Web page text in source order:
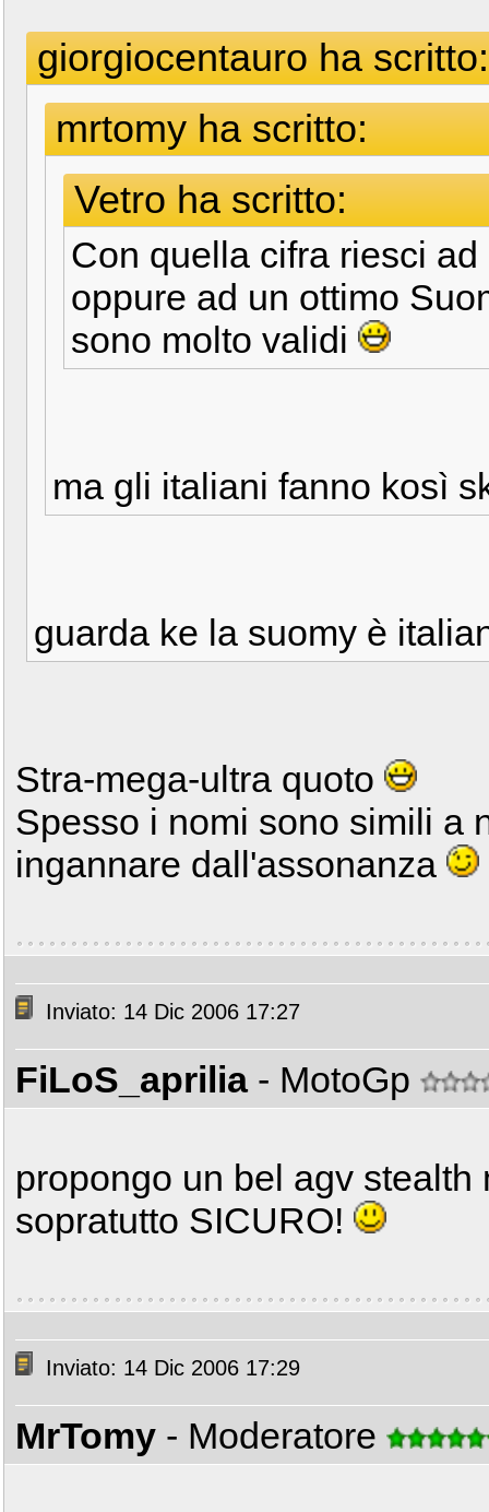
giorgiocentauro ha scritto:
mrtomy ha scritto:
Vetro ha scritto:
Con quella cifra riesci
oppure ad un ottimo
sono molto validi
ma gli italiani fanno kosì
guarda ke la suomy è
Stra-mega-ultra quoto
Spesso i nomi sono simili a
ingannare dall'assonanza
Inviato: 14 Dic 2006 17:27
FiLoS_aprilia - MotoGp
propongo un bel agv
sopratutto SICURO!
Inviato: 14 Dic 2006 17:29
MrTomy - Moderatore